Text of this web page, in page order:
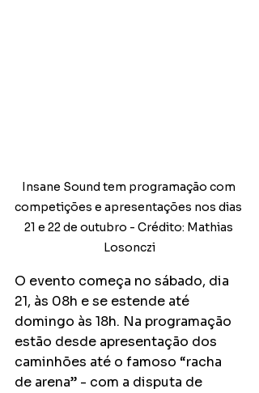
Insane Sound tem programação com
competições e apresentações nos dias
21 e 22 de outubro - Crédito: Mathias
Losonczi
O evento começa no sábado, dia
21, às 08h e se estende até
domingo às 18h. Na programação
estão desde apresentação dos
caminhões até o famoso “racha
de arena” - com a disputa de